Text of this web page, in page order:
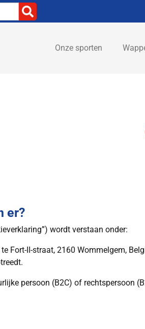
Onze sporten
er?
wordt verstaan onder:
te Fort-II-straat, 2160 Wommelgem,
persoon (B2C) of